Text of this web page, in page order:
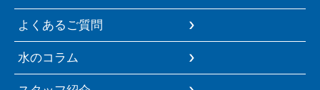
よくあるご質問
水のコラム